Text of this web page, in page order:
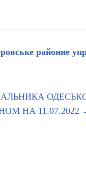
районне
НА 11.07.2022